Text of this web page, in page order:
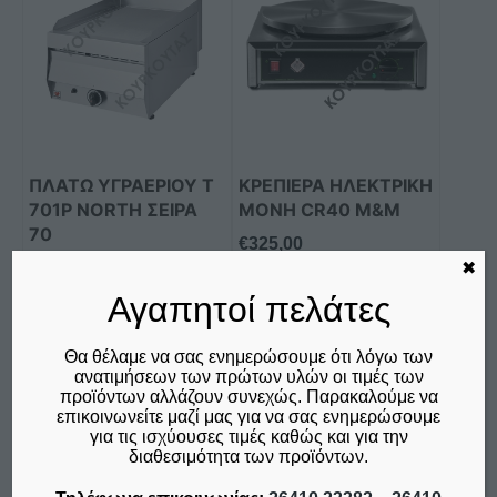
ΠΛΑΤΩ ΥΓΡΑΕΡΙΟΥ Τ
701P NORTH ΣΕΙΡΑ
70
Προσθήκη στο καλάθι
Σύγκριση
ΚΡΕΠΙΕΡΑ ΗΛΕΚΤΡΙΚΗ
ΜΟΝΗ CR40 M&M
€325,00
Προσθήκη στο καλάθι
Σύγκριση
Αγαπητοί πελάτες
Θα θέλαμε να σας ενημερώσουμε ότι λόγω των
ανατιμήσεων των πρώτων υλών οι τιμές των
προϊόντων αλλάζουν συνεχώς. Παρακαλούμε να
επικοινωνείτε μαζί μας για να σας ενημερώσουμε
για τις ισχύουσες τιμές καθώς και για την
διαθεσιμότητα των προϊόντων.
✖